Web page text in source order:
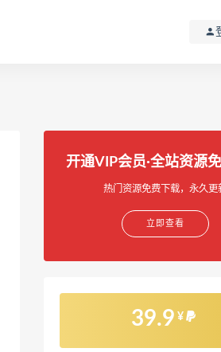
开通VIP会员·全站资源
热门资源免费下载，永久更
立即查看
39.9 ¥